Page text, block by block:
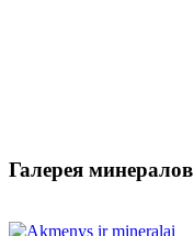
Галерея минералов